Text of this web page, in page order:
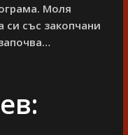
Моля
си със закопчани